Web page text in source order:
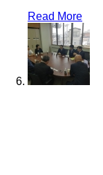
Read More